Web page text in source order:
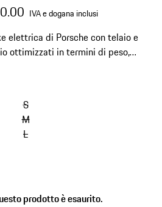
IVA e dogana inclusi
elettrica di Porsche con telaio e
ottimizzati in termini di peso,
con ROTWILD, design del
Le specifiche del prodotto
differire dall'immagine.
S
M
L
prodotto è esaurito.